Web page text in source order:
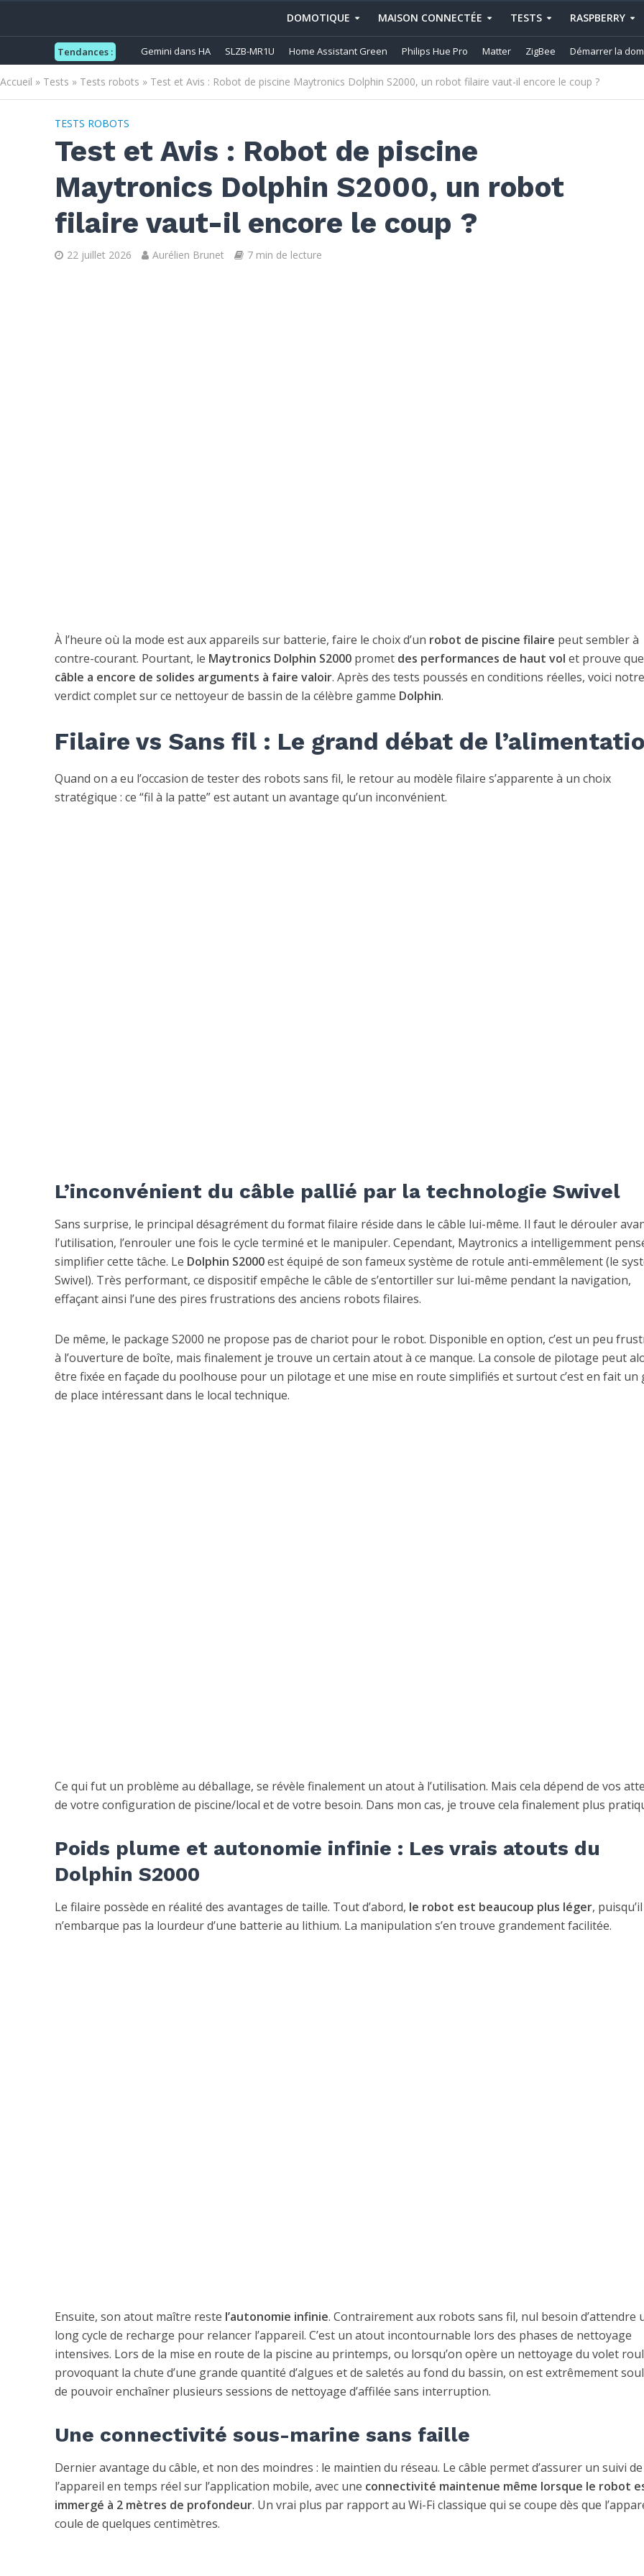
DOMOTIQUE MAISON CONNECTÉE TESTS RASPBERRY
Tendances : Gemini dans HA SLZB-MR1U Home Assistant Green Philips Hue Pro Matter ZigBee Démarrer la
Accueil » Tests » Tests robots » Test et Avis : Robot de piscine Maytronics Dolphin S2000, un robot filaire vaut-il encore le coup ?
TESTS ROBOTS
Test et Avis : Robot de piscine
Maytronics Dolphin S2000, un robot
filaire vaut-il encore le coup ?
22 juillet 2026 Aurélien Brunet 7 min de lecture
À l’heure où la mode est aux appareils sur batterie, faire le choix d’un robot de piscine filaire peut sembler à
contre-courant. Pourtant, le Maytronics Dolphin S2000promet des performances de haut vol et prouve que
câble a encore de solides arguments à faire valoir. Après des tests poussés en conditions réelles, voici notre
verdict complet sur ce nettoyeur de bassin de la célèbre gamme Dolphin.
Filaire vs Sans fil : Le grand débat de
Quand on a eu l’occasion de tester des robots sans fil, le retour au modèle filaire s’apparente à un choix
stratégique : ce “fil à la patte” est autant un avantage qu’un inconvénient.
L’inconvénient du câble pallié par la technologie Swivel
Sans surprise, le principal désagrément du format filaire réside dans le câble lui-même. Il faut le dérouler
l’utilisation, l’enrouler une fois le cycle terminé et le manipuler. Cependant, Maytronics a intelligemment
simplifier cette tâche. Le Dolphin S2000est équipé de son fameux système de rotule anti-emmêlement (le
Swivel). Très performant, ce dispositif empêche le câble de s’entortiller sur lui-même pendant la navigation,
effaçant ainsi l’une des pires frustrations des anciens robots filaires.
De même, le package S2000 ne propose pas de chariot pour le robot. Disponible en option, c’est un peu
à l’ouverture de boîte, mais finalement je trouve un certain atout à ce manque. La console de pilotage peut
être fixée en façade du poolhouse pour un pilotage et une mise en route simplifiés et surtout c’est en fait un
de place intéressant dans le local technique.
Ce qui fut un problème au déballage, se révèle finalement un atout à l’utilisation. Mais cela dépend de vos
de votre configuration de piscine/local et de votre besoin. Dans mon cas, je trouve cela finalement plus
Poids plume et autonomie infinie : Les vrais atouts du
Dolphin S2000
Le filaire possède en réalité des avantages de taille. Tout d’abord, le robot est beaucoup plus léger, puisqu’il
n’embarque pas la lourdeur d’une batterie au lithium. La manipulation s’en trouve grandement facilitée.
Ensuite, son atout maître reste l’autonomie infinie. Contrairement aux robots sans fil, nul besoin d’attendre
long cycle de recharge pour relancer l’appareil. C’est un atout incontournable lors des phases de nettoyage
intensives. Lors de la mise en route de la piscine au printemps, ou lorsqu’on opère un nettoyage du volet
provoquant la chute d’une grande quantité d’algues et de saletés au fond du bassin, on est extrêmement
de pouvoir enchaîner plusieurs sessions de nettoyage d’affilée sans interruption.
Une connectivité sous-marine sans faille
Dernier avantage du câble, et non des moindres : le maintien du réseau. Le câble permet d’assurer un suivi de
l’appareil en temps réel sur l’application mobile, avec une connectivité maintenue même lorsque le robot
immergé à 2 mètres de profondeur. Un vrai plus par rapport au Wi-Fi classique qui se coupe dès que
coule de quelques centimètres.